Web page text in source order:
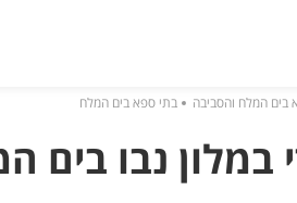
בים המלח והסביבה בתי ספא בים המלח
במלון נבו בים